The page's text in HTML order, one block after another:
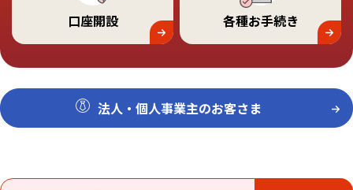
口座開設 各種お⼿続き
法⼈・個⼈事業主のお客さま
事業性融資にかかるご融資完済後の契約書類のお取扱い
金融機関を騙るフィッシングメールにご注意くださ